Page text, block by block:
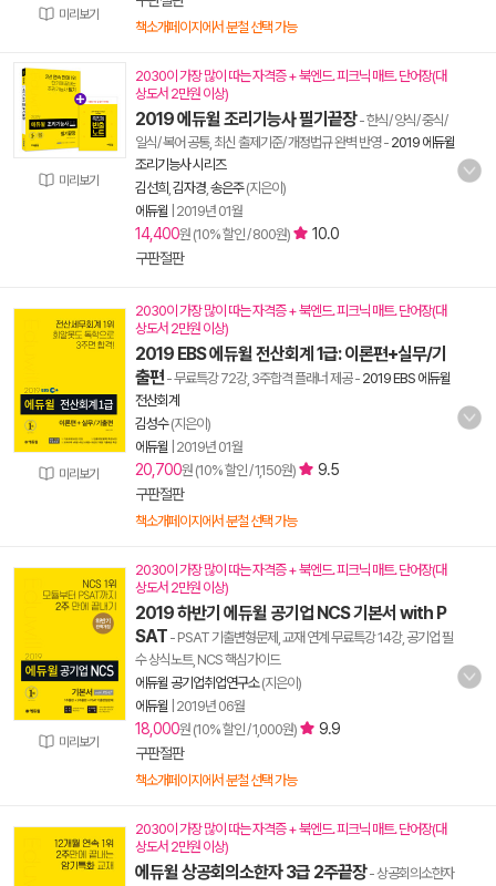
미리보기
책소개페이지에서 분철 선택 가능
미리보기
2030이 가장 많이 따는 자격증 + 북엔드. 피크닉 매트. 단어장(대
상도서 2만원 이상)
2019 에듀윌 조리기능사 필기끝장- 한식/ 양식/ 중식/
일식/ 복어 공통, 최신 출제기준/ 개정법규 완벽 반영- 2019 에듀윌
조리기능사 시리즈
김선희 김자경 송은주(지은이)
에듀윌 2019년 01월
14,400원 (10% 할인 / 800원)
10.0
구판절판
미리보기
2030이 가장 많이 따는 자격증 + 북엔드. 피크닉 매트. 단어장(대
상도서 2만원 이상)
2019 EBS 에듀윌 전산회계 1급: 이론편+실무/기
출편 - 무료특강 72강, 3주합격 플래너 제공- 2019 EBS 에듀윌
전산회계
김성수(지은이)
에듀윌 2019년 01월
20,700원 (10% 할인 / 1,150원)
9.5
구판절판
책소개페이지에서 분철 선택 가능
미리보기
2030이 가장 많이 따는 자격증 + 북엔드. 피크닉 매트. 단어장(대
상도서 2만원 이상)
2019 하반기 에듀윌 공기업 NCS 기본서 with P
SAT - PSAT 기출변형문제, 교재 연계 무료특강 14강, 공기업 필
수 상식노트, NCS 핵심가이드
에듀윌 공기업취업연구소(지은이)
에듀윌 2019년 06월
18,000원 (10% 할인 / 1,000원)
9.9
구판절판
책소개페이지에서 분철 선택 가능
2030이 가장 많이 따는 자격증 + 북엔드. 피크닉 매트. 단어장(대
상도서 2만원 이상)
에듀윌 상공회의소한자 3급 2주끝장- 상공회의소한자